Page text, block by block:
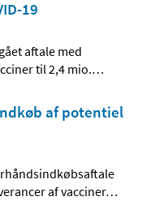
19
aftale med
til 2,4 mio.…
af potentiel
af vacciner…